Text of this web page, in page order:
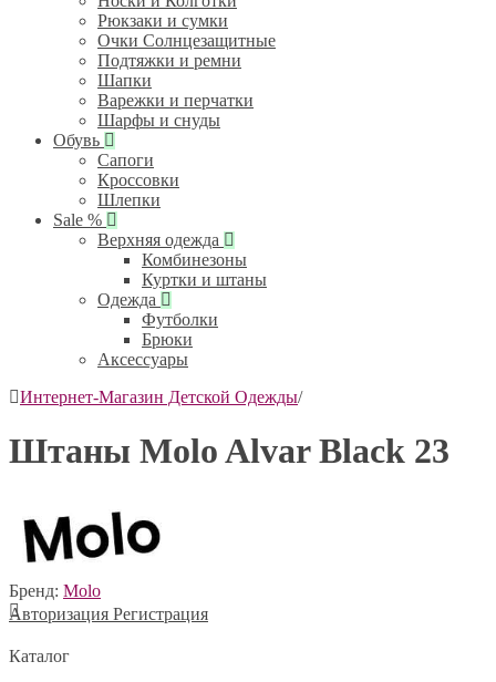
Рюкзаки и сумки
Очки Солнцезащитные
Подтяжки и ремни
Шапки
Варежки и перчатки
Шарфы и снуды
Обувь
Сапоги
Кроссовки
Шлепки
Sale %
Верхняя одежда
Комбинезоны
Куртки и штаны
Одежда
Футболки
Брюки
Аксессуары
Интернет-Магазин Детской Одежды/
Штаны Molo Alvar Black 23
Бренд: Molo
Авторизация Регистрация
Каталог